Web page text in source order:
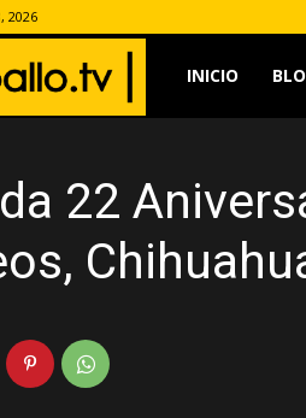
2026
www.caballo.tv
INICIO
22